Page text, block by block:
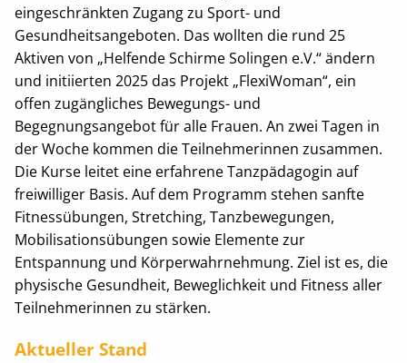
eingeschränkten Zugang zu Sport- und
Gesundheitsangeboten. Das wollten die rund 25
Aktiven von „Helfende Schirme Solingen e.V.“ ändern
und initiierten 2025 das Projekt „FlexiWoman“, ein
offen zugängliches Bewegungs- und
Begegnungsangebot für alle Frauen. An zwei Tagen in
der Woche kommen die Teilnehmerinnen zusammen.
Die Kurse leitet eine erfahrene Tanzpädagogin auf
freiwilliger Basis. Auf dem Programm stehen sanfte
Fitnessübungen, Stretching, Tanzbewegungen,
Mobilisationsübungen sowie Elemente zur
Entspannung und Körperwahrnehmung. Ziel ist es, die
physische Gesundheit, Beweglichkeit und Fitness aller
Teilnehmerinnen zu stärken.
Aktueller Stand